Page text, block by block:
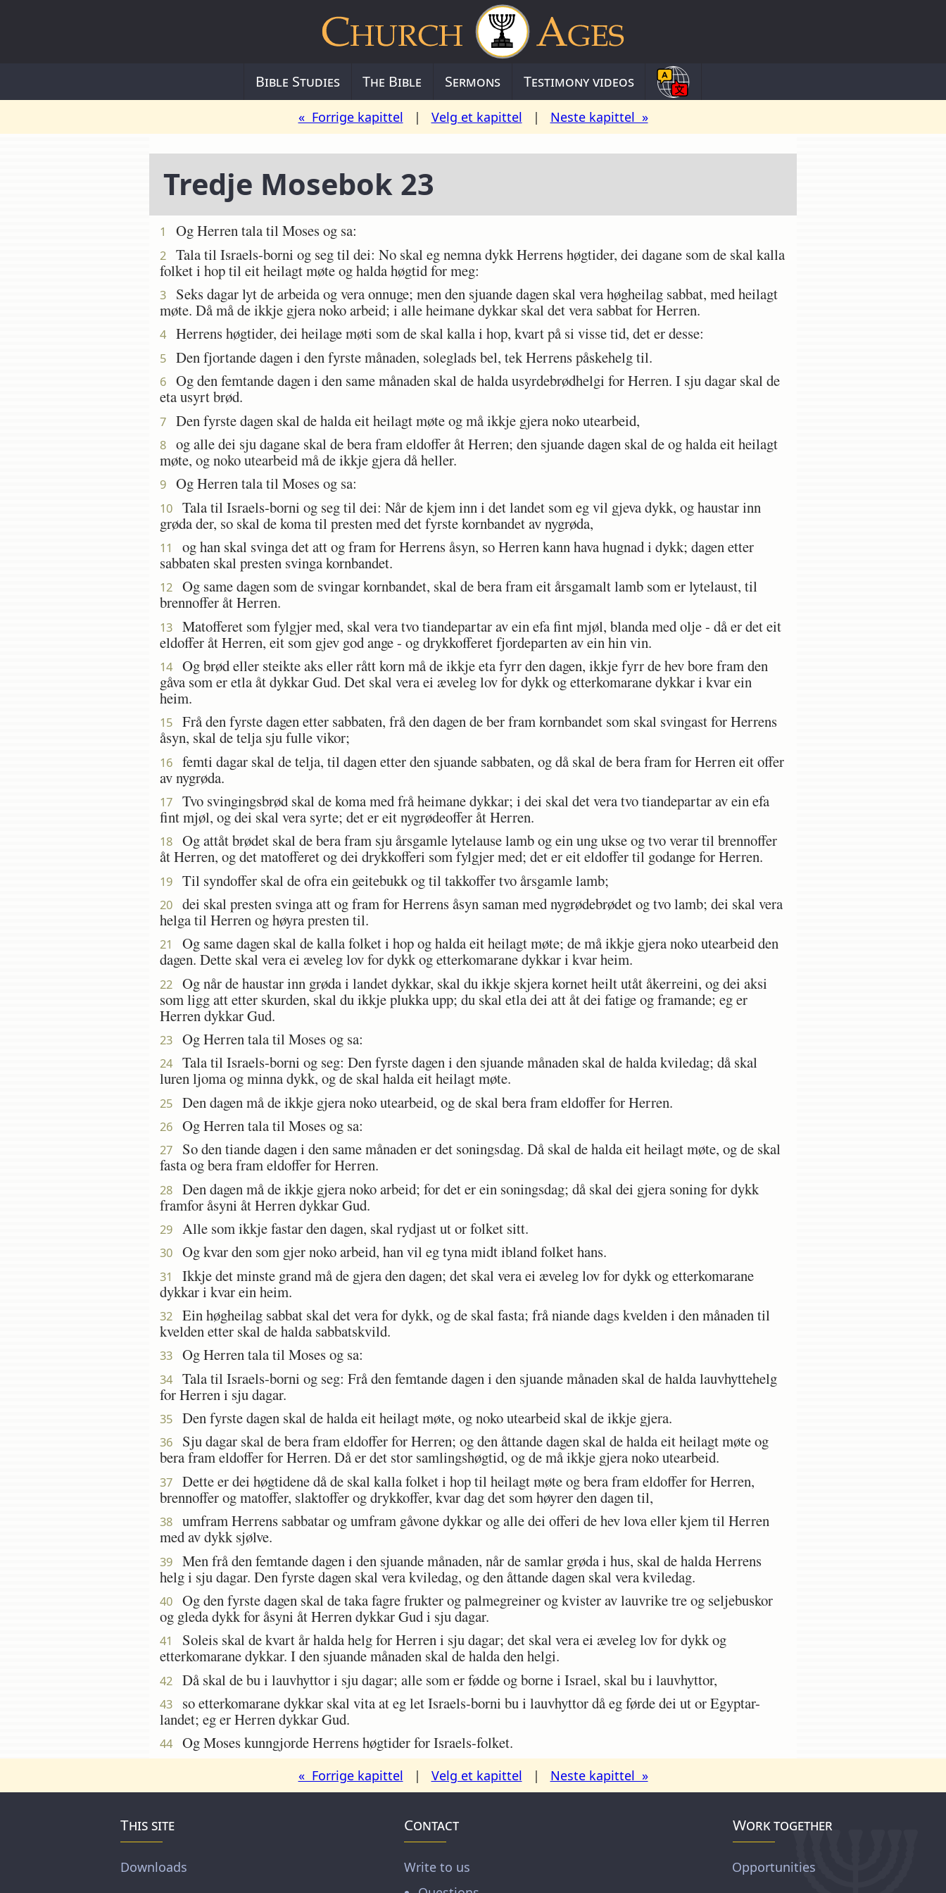
Bible Studies The Bible Sermons Testimony videos
« Forrige kapittel | Velg et kapittel | Neste kapittel »
Tredje Mosebok 23
1 Og Herren tala til Moses og sa:
2
Tala til Israels-borni og seg til dei: No skal eg nemna dykk Herrens høgtider, dei dagane som de skal kalla
folket i hop til eit heilagt møte og halda høgtid for meg:
3
Seks dagar lyt de arbeida og vera onnuge; men den sjuande dagen skal vera høgheilag sabbat, med heilagt
møte. Då må de ikkje gjera noko arbeid; i alle heimane dykkar skal det vera sabbat for Herren.
4 Herrens høgtider, dei heilage møti som de skal kalla i hop, kvart på si visse tid, det er desse:
5 Den fjortande dagen i den fyrste månaden, soleglads bel, tek Herrens påskehelg til.
6
Og den femtande dagen i den same månaden skal de halda usyrdebrødhelgi for Herren. I sju dagar skal de
eta usyrt brød.
7 Den fyrste dagen skal de halda eit heilagt møte og må ikkje gjera noko utearbeid,
8
og alle dei sju dagane skal de bera fram eldoffer åt Herren; den sjuande dagen skal de og halda eit heilagt
møte, og noko utearbeid må de ikkje gjera då heller.
9 Og Herren tala til Moses og sa:
10
Tala til Israels-borni og seg til dei: Når de kjem inn i det landet som eg vil gjeva dykk, og haustar inn
grøda der, so skal de koma til presten med det fyrste kornbandet av nygrøda,
11
og han skal svinga det att og fram for Herrens åsyn, so Herren kann hava hugnad i dykk; dagen etter
sabbaten skal presten svinga kornbandet.
12
Og same dagen som de svingar kornbandet, skal de bera fram eit årsgamalt lamb som er lytelaust, til
brennoffer åt Herren.
13
Matofferet som fylgjer med, skal vera tvo tiandepartar av ein efa fint mjøl, blanda med olje - då er det eit
eldoffer åt Herren, eit som gjev god ange - og drykkofferet fjordeparten av ein hin vin.
14
Og brød eller steikte aks eller rått korn må de ikkje eta fyrr den dagen, ikkje fyrr de hev bore fram den
gåva som er etla åt dykkar Gud. Det skal vera ei æveleg lov for dykk og etterkomarane dykkar i kvar ein
heim.
15
Frå den fyrste dagen etter sabbaten, frå den dagen de ber fram kornbandet som skal svingast for Herrens
åsyn, skal de telja sju fulle vikor;
16
femti dagar skal de telja, til dagen etter den sjuande sabbaten, og då skal de bera fram for Herren eit offer
av nygrøda.
17
Tvo svingingsbrød skal de koma med frå heimane dykkar; i dei skal det vera tvo tiandepartar av ein efa
fint mjøl, og dei skal vera syrte; det er eit nygrødeoffer åt Herren.
18
Og attåt brødet skal de bera fram sju årsgamle lytelause lamb og ein ung ukse og tvo verar til brennoffer
åt Herren, og det matofferet og dei drykkofferi som fylgjer med; det er eit eldoffer til godange for Herren.
19 Til syndoffer skal de ofra ein geitebukk og til takkoffer tvo årsgamle lamb;
20
dei skal presten svinga att og fram for Herrens åsyn saman med nygrødebrødet og tvo lamb; dei skal vera
helga til Herren og høyra presten til.
21
Og same dagen skal de kalla folket i hop og halda eit heilagt møte; de må ikkje gjera noko utearbeid den
dagen. Dette skal vera ei æveleg lov for dykk og etterkomarane dykkar i kvar heim.
22
Og når de haustar inn grøda i landet dykkar, skal du ikkje skjera kornet heilt utåt åkerreini, og dei aksi
som ligg att etter skurden, skal du ikkje plukka upp; du skal etla dei att åt dei fatige og framande; eg er
Herren dykkar Gud.
23 Og Herren tala til Moses og sa:
24
Tala til Israels-borni og seg: Den fyrste dagen i den sjuande månaden skal de halda kviledag; då skal
luren ljoma og minna dykk, og de skal halda eit heilagt møte.
25 Den dagen må de ikkje gjera noko utearbeid, og de skal bera fram eldoffer for Herren.
26 Og Herren tala til Moses og sa:
27
So den tiande dagen i den same månaden er det soningsdag. Då skal de halda eit heilagt møte, og de skal
fasta og bera fram eldoffer for Herren.
28
Den dagen må de ikkje gjera noko arbeid; for det er ein soningsdag; då skal dei gjera soning for dykk
framfor åsyni åt Herren dykkar Gud.
29 Alle som ikkje fastar den dagen, skal rydjast ut or folket sitt.
30 Og kvar den som gjer noko arbeid, han vil eg tyna midt ibland folket hans.
31
Ikkje det minste grand må de gjera den dagen; det skal vera ei æveleg lov for dykk og etterkomarane
dykkar i kvar ein heim.
32
Ein høgheilag sabbat skal det vera for dykk, og de skal fasta; frå niande dags kvelden i den månaden til
kvelden etter skal de halda sabbatskvild.
33 Og Herren tala til Moses og sa:
34
Tala til Israels-borni og seg: Frå den femtande dagen i den sjuande månaden skal de halda lauvhyttehelg
for Herren i sju dagar.
35 Den fyrste dagen skal de halda eit heilagt møte, og noko utearbeid skal de ikkje gjera.
36
Sju dagar skal de bera fram eldoffer for Herren; og den åttande dagen skal de halda eit heilagt møte og
bera fram eldoffer for Herren. Då er det stor samlingshøgtid, og de må ikkje gjera noko utearbeid.
37
Dette er dei høgtidene då de skal kalla folket i hop til heilagt møte og bera fram eldoffer for Herren,
brennoffer og matoffer, slaktoffer og drykkoffer, kvar dag det som høyrer den dagen til,
38
umfram Herrens sabbatar og umfram gåvone dykkar og alle dei offeri de hev lova eller kjem til Herren
med av dykk sjølve.
39
Men frå den femtande dagen i den sjuande månaden, når de samlar grøda i hus, skal de halda Herrens
helg i sju dagar. Den fyrste dagen skal vera kviledag, og den åttande dagen skal vera kviledag.
40
Og den fyrste dagen skal de taka fagre frukter og palmegreiner og kvister av lauvrike tre og seljebuskor
og gleda dykk for åsyni åt Herren dykkar Gud i sju dagar.
41
Soleis skal de kvart år halda helg for Herren i sju dagar; det skal vera ei æveleg lov for dykk og
etterkomarane dykkar. I den sjuande månaden skal de halda den helgi.
42 Då skal de bu i lauvhyttor i sju dagar; alle som er fødde og borne i Israel, skal bu i lauvhyttor,
43
so etterkomarane dykkar skal vita at eg let Israels-borni bu i lauvhyttor då eg førde dei ut or Egyptar-
landet; eg er Herren dykkar Gud.
44 Og Moses kunngjorde Herrens høgtider for Israels-folket.
« Forrige kapittel | Velg et kapittel | Neste kapittel »
This site
Downloads
Contact
Write to us
Work together
Opportunities